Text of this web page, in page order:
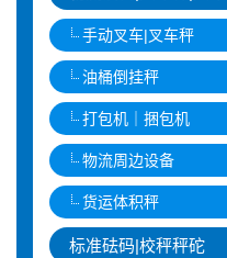
手动叉车|叉车秤
油桶倒挂秤
打包机｜捆包机
物流周边设备
货运体积秤
标准砝码|校秤秤砣